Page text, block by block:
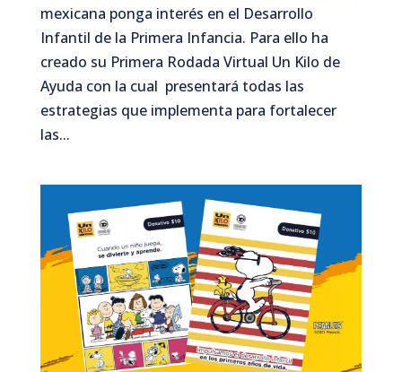
mexicana ponga interés en el Desarrollo
Infantil de la Primera Infancia. Para ello ha
creado su Primera Rodada Virtual Un Kilo de
Ayuda con la cual presentará todas las
estrategias que implementa para fortalecer
las...